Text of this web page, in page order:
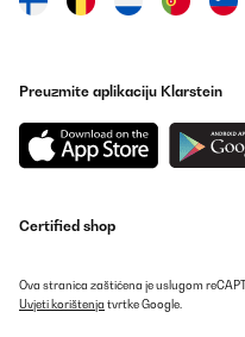
Preuzmite aplikaciju Klarstein
Certified shop
Ova stranica zaštićena je uslugom
Uvjeti korištenja tvrtke Google.